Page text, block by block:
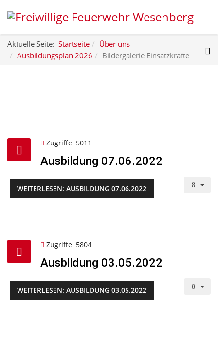
Aktuelle Seite: Startseite
Über uns
Ausbildungsplan 2026
Bildergalerie Einsatzkräfte
Zugriffe: 5011
Ausbildung 07.06.2022
WEITERLESEN: AUSBILDUNG 07.06.2022
Zugriffe: 5804
Ausbildung 03.05.2022
WEITERLESEN: AUSBILDUNG 03.05.2022